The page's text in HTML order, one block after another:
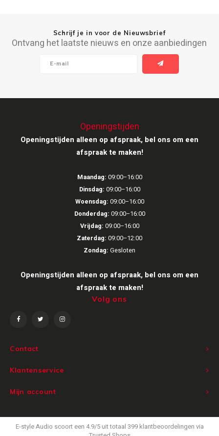
Schrijf je in voor de Nieuwsbrief
Ontvang het laatste nieuws en onze aanbiedingen
Contact
Openingstijden
Openingstijden alleen op afspraak, bel ons om een
afspraak te maken!
Maandag: 09:00–16:00
Dinsdag: 09:00–16:00
Woensdag: 09:00–16:00
Donderdag: 09:00–16:00
Vrijdag: 09:00–16:00
Zaterdag: 09:00–12:00
Zondag: Gesloten
Openingstijden alleen op afspraak, bel ons om een
afspraak te maken!
Volg ons
Klantenservice
Mijn account
E-style Audio scoort een 4.9/5uit totaal 399 klantbeoordelingen via